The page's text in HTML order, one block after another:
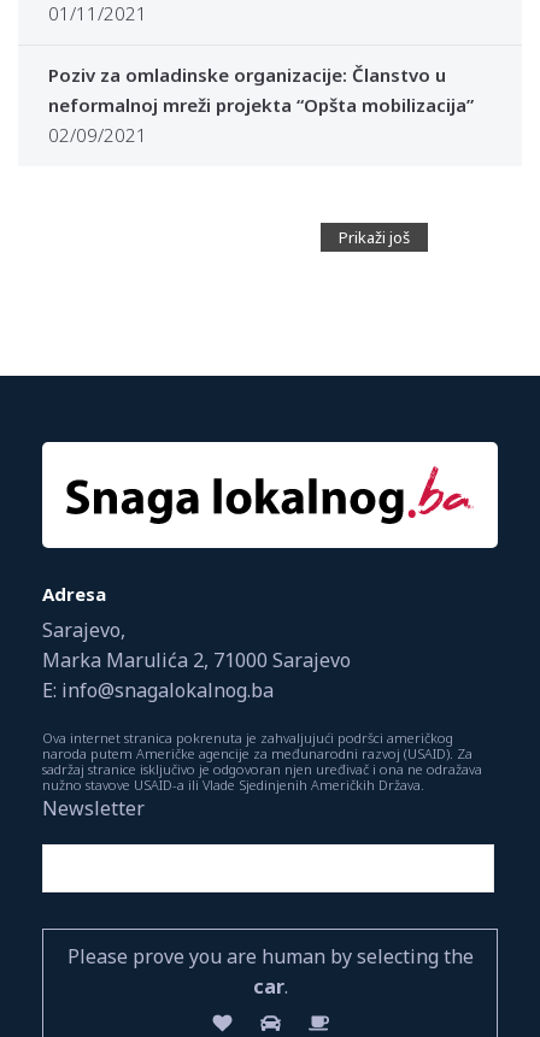
01/11/2021
Poziv za omladinske organizacije: Članstvo u
neformalnoj mreži projekta “Opšta mobilizacija”
02/09/2021
Prikaži još
Adresa
Sarajevo,
Marka Marulića 2, 71000 Sarajevo
E: info@snagalokalnog.ba
Ova internet stranica pokrenuta je zahvaljujući podršci američkog
naroda putem Američke agencije za međunarodni razvoj (USAID). Za
sadržaj stranice isključivo je odgovoran njen uređivač i ona ne odražava
nužno stavove USAID-a ili Vlade Sjedinjenih Američkih Država.
Newsletter
Please prove you are human by selecting the
car.